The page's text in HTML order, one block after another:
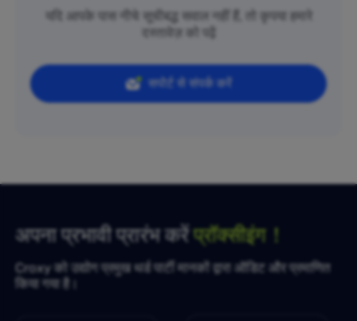
यदि आपके पास नीचे सूचीबद्ध सवाल नहीं हैं, तो कृपया हमारे
दस्तावेज़ को पढ़ें
सपोर्ट से संपर्क करें
अपना प्रभावी प्रारंभ करेंप्रॉक्सीइंग！
Croxy को उद्योग प्रमुख थर्ड पार्टी मानकों द्वारा ऑडिट और प्रमाणित
किया गया है।